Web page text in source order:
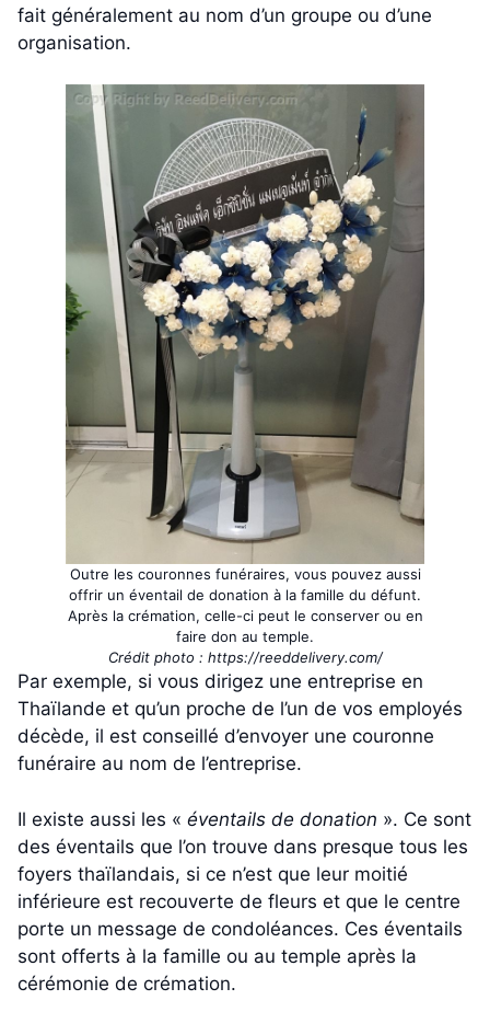
fait généralement au nom d’un groupe ou d’une
organisation.
Outre les couronnes funéraires, vous pouvez aussi
offrir un éventail de donation à la famille du défunt.
Après la crémation, celle-ci peut le conserver ou en
faire don au temple.
Crédit photo : https://reeddelivery.com/
Par exemple, si vous dirigez une entreprise en
Thaïlande et qu’un proche de l’un de vos employés
décède, il est conseillé d’envoyer une couronne
funéraire au nom de l’entreprise.
Il existe aussi les « éventails de donation ». Ce sont
des éventails que l’on trouve dans presque tous les
foyers thaïlandais, si ce n’est que leur moitié
inférieure est recouverte de fleurs et que le centre
porte un message de condoléances. Ces éventails
sont offerts à la famille ou au temple après la
cérémonie de crémation.